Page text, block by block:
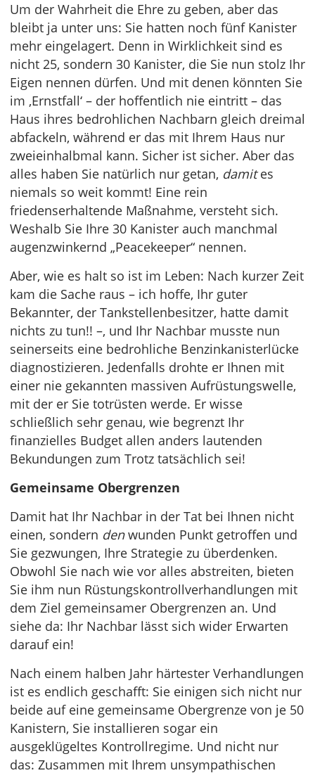
Um der Wahrheit die Ehre zu geben, aber das
bleibt ja unter uns: Sie hatten noch fünf Kanister
mehr eingelagert. Denn in Wirklichkeit sind es
nicht 25, sondern 30 Kanister, die Sie nun stolz Ihr
Eigen nennen dürfen. Und mit denen könnten Sie
im ‚Ernstfall‘ – der hoffentlich nie eintritt – das
Haus ihres bedrohlichen Nachbarn gleich dreimal
abfackeln, während er das mit Ihrem Haus nur
zweieinhalbmal kann. Sicher ist sicher. Aber das
alles haben Sie natürlich nur getan, damites
niemals so weit kommt! Eine rein
friedenserhaltende Maßnahme, versteht sich.
Weshalb Sie Ihre 30 Kanister auch manchmal
augenzwinkernd „Peacekeeper“ nennen.
Aber, wie es halt so ist im Leben: Nach kurzer Zeit
kam die Sache raus – ich hoffe, Ihr guter
Bekannter, der Tankstellenbesitzer, hatte damit
nichts zu tun!! –, und Ihr Nachbar musste nun
seinerseits eine bedrohliche Benzinkanisterlücke
diagnostizieren. Jedenfalls drohte er Ihnen mit
einer nie gekannten massiven Aufrüstungswelle,
mit der er Sie totrüsten werde. Er wisse
schließlich sehr genau, wie begrenzt Ihr
finanzielles Budget allen anders lautenden
Bekundungen zum Trotz tatsächlich sei!
Gemeinsame Obergrenzen
Damit hat Ihr Nachbar in der Tat bei Ihnen nicht
einen, sondern denwunden Punkt getroffen und
Sie gezwungen, Ihre Strategie zu überdenken.
Obwohl Sie nach wie vor alles abstreiten, bieten
Sie ihm nun Rüstungskontrollverhandlungen mit
dem Ziel gemeinsamer Obergrenzen an. Und
siehe da: Ihr Nachbar lässt sich wider Erwarten
darauf ein!
Nach einem halben Jahr härtester Verhandlungen
ist es endlich geschafft: Sie einigen sich nicht nur
beide auf eine gemeinsame Obergrenze von je 50
Kanistern, Sie installieren sogar ein
ausgeklügeltes Kontrollregime. Und nicht nur
das: Zusammen mit Ihrem unsympathischen